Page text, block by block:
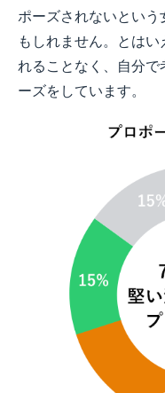
ポーズされないとい
もしれません。とは
れることなく、自分
ーズをしています。